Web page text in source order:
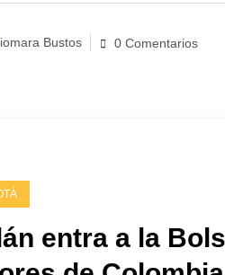
Bustos 0 Comentarios
entra a la